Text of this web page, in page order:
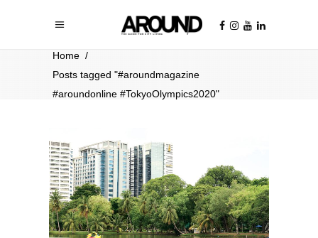
Home /
Posts tagged "#aroundmagazine
#aroundonline #TokyoOlympics2020"